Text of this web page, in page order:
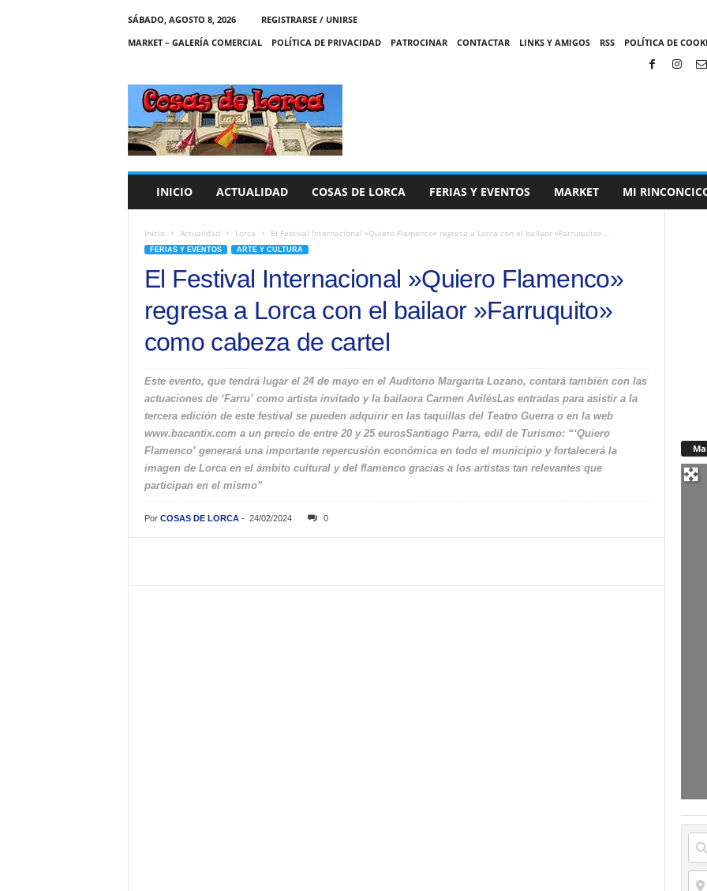
SÁBADO, AGOSTO 8, 2026
REGISTRARSE / UNIRSE
MARKET – GALERÍA COMERCIAL
POLÍTICA DE PRIVACIDAD PATROCINAR CONTACTAR LINKS Y AMIGOS RSS POLÍTICA DE
C
A
S
INICIO ACTUALIDAD COSAS DE LORCA FERIAS Y EVENTOS MARKET MI
Inicio Actualidad Lorca El Festival Internacional »Quiero Flamenco» regresa a Lorca con el bailaor »Farruquito»...
FERIAS Y EVENTOS ARTE Y CULTURA
El Festival Internacional »Quiero Flamenco»
regresa a Lorca con el bailaor »Farruquito»
como cabeza de cartel
Este evento, que tendrá lugar el 24 de mayo en el Auditorio Margarita Lozano, contará también con las
actuaciones de ‘Farru’ como artista invitado y la bailaora Carmen AvilésLas entradas para asistir a la
tercera edición de este festival se pueden adquirir en las taquillas del Teatro Guerra o en la web
www.bacantix.com a un precio de entre 20 y 25 eurosSantiago Parra, edil de Turismo: “‘Quiero
Flamenco’ generará una importante repercusión económica en todo el municipio y fortalecerá la
imagen de Lorca en el ámbito cultural y del flamenco gracias a los artistas tan relevantes que
participan en el mismo”
Por COSAS DE LORCA- 24/02/2024 0